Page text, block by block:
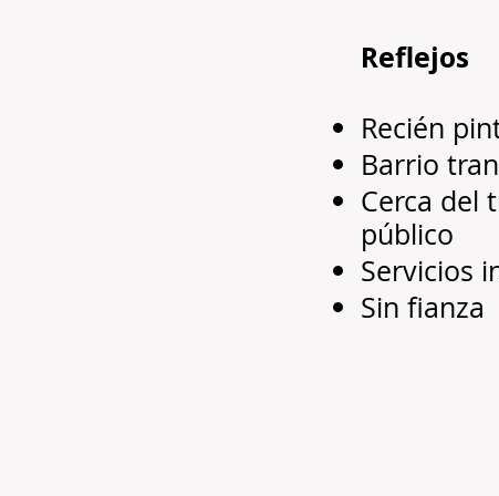
Reflejos
Recién
Barrio
Cerca del
público
Servicios
Sin fianza